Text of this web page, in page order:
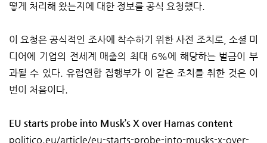
떻게 처리해 왔는지에 대한 정보를 공식 요청했다.
이 요청은 공식적인 조사에 착수하기 위한 사전 조치로, 소셜 미
디어에 기업의 전세계 매출의 최대 6%에 해당하는 벌금이 부
과될 수 있다. 유럽연합 집행부가 이 같은 조치를 취한 것은 이
번이 처음이다.
EU starts probe into Musk’s X over Hamas content
politico.eu/article/eu-starts-probe-into-musks-x-over-